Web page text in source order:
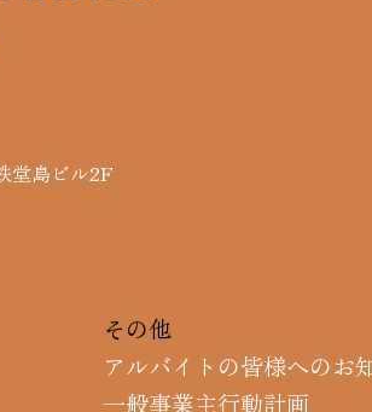
堂島ビル2F
その他
アルバイトの皆様へのお
一般事業主行動計画